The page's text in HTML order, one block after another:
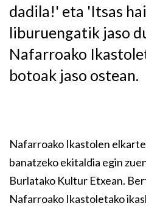
dadila!' eta 'Itsas
liburuengatik jaso
Nafarroako
botoak jaso ostean.
Nafarroako Ikastolen
banatzeko ekitaldia egin
Burlatako Kultur Etxean.
Nafarroako Ikastoletako